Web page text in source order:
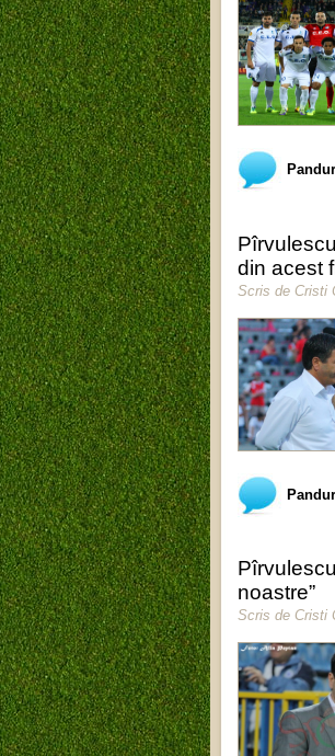
din acest
Scris de Cristi
noastre”
Scris de Cristi